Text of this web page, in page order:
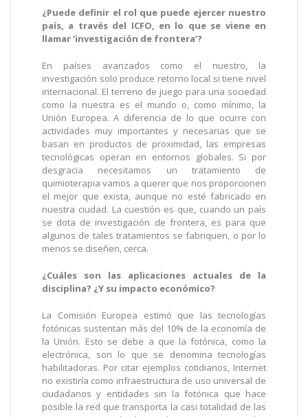
¿Puede definir el rol que puede ejercer nuestro
país, a través del ICFO, en lo que se viene en
llamar ‘investigación de frontera’?
En países avanzados como el nuestro, la
investigación solo produce retorno local si tiene nivel
internacional. El terreno de juego para una sociedad
como la nuestra es el mundo o, como mínimo, la
Unión Europea. A diferencia de lo que ocurre con
actividades muy importantes y necesarias que se
basan en productos de proximidad, las empresas
tecnológicas operan en entornos globales. Si por
desgracia necesitamos un tratamiento de
quimioterapia vamos a querer que nos proporcionen
el mejor que exista, aunque no esté fabricado en
nuestra ciudad. La cuestión es que, cuando un país
se dota de investigación de frontera, es para que
algunos de tales tratamientos se fabriquen, o por lo
menos se diseñen, cerca.
¿Cuáles son las aplicaciones actuales de la
disciplina? ¿Y su impacto económico?
La Comisión Europea estimó que las tecnologías
fotónicas sustentan más del 10% de la economía de
la Unión. Esto se debe a que la fotónica, como la
electrónica, son lo que se denomina tecnologías
habilitadoras. Por citar ejemplos cotidianos, Internet
no existiría como infraestructura de uso universal de
ciudadanos y entidades sin la fotónica que hace
posible la red que transporta la casi totalidad de las